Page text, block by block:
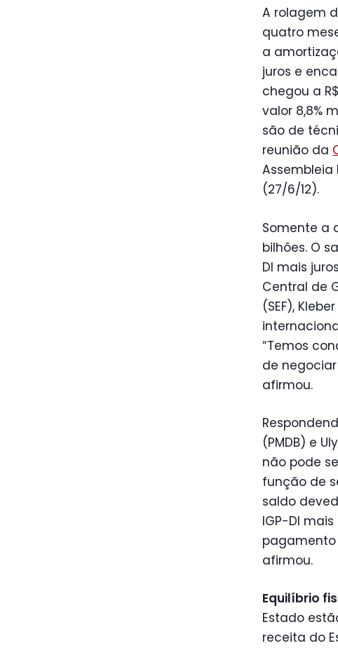
A rolagem
quatro
a
juros e
chegou a
valor 8,8%
são de
reunião da
(27/6/12).
Somente a
bilhões. O
DI mais
Central de
(SEF),
“Temos
de
afirmou.
(PMDB) e
não pode
função de
saldo
IGP-DI
pagamento
afirmou.
Equilíbrio
Estado
receita do